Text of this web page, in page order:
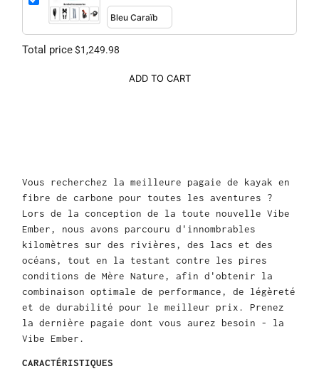
Total price$1,249.98
ADD TO CART
Vous recherchez la meilleure pagaie de kayak en
fibre de carbone pour toutes les aventures ?
Lors de la conception de la toute nouvelle Vibe
Ember, nous avons parcouru d'innombrables
kilomètres sur des rivières, des lacs et des
océans, tout en la testant contre les pires
conditions de Mère Nature, afin d'obtenir la
combinaison optimale de performance, de légèreté
et de durabilité pour le meilleur prix. Prenez
la dernière pagaie dont vous aurez besoin - la
Vibe Ember.
CARACTÉRISTIQUES